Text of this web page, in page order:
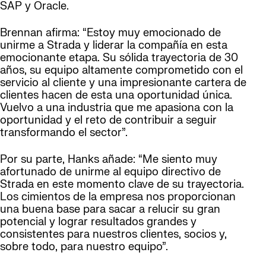
SAP y Oracle.
Brennan afirma: “Estoy muy emocionado de
unirme a Strada y liderar la compañía en esta
emocionante etapa. Su sólida trayectoria de 30
años, su equipo altamente comprometido con el
servicio al cliente y una impresionante cartera de
clientes hacen de esta una oportunidad única.
Vuelvo a una industria que me apasiona con la
oportunidad y el reto de contribuir a seguir
transformando el sector”.
Por su parte, Hanks añade: “Me siento muy
afortunado de unirme al equipo directivo de
Strada en este momento clave de su trayectoria.
Los cimientos de la empresa nos proporcionan
una buena base para sacar a relucir su gran
potencial y lograr resultados grandes y
consistentes para nuestros clientes, socios y,
sobre todo, para nuestro equipo”.